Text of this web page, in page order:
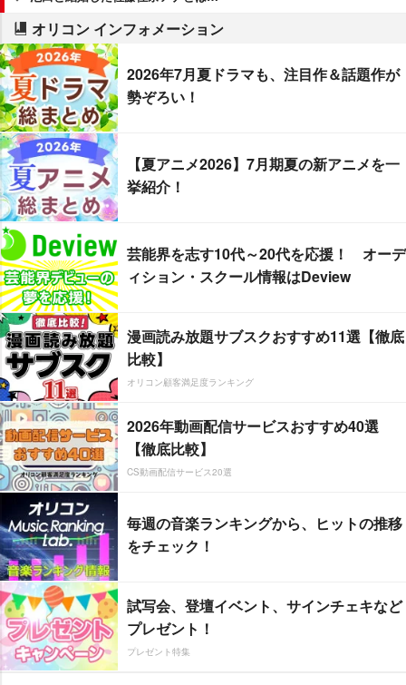
オリコン インフォメーション
2026年7月夏ドラマも、注目作＆話題作が
勢ぞろい！
【夏アニメ2026】7月期夏の新アニメを一
挙紹介！
芸能界を志す10代～20代を応援！ オーデ
ィション・スクール情報はDeview
漫画読み放題サブスクおすすめ11選【徹底
比較】
オリコン顧客満足度ランキング
2026年動画配信サービスおすすめ40選
【徹底比較】
CS動画配信サービス20選
毎週の音楽ランキングから、ヒットの推移
をチェック！
試写会、登壇イベント、サインチェキなど
プレゼント！
プレゼント特集